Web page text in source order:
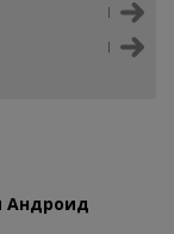
Андроид